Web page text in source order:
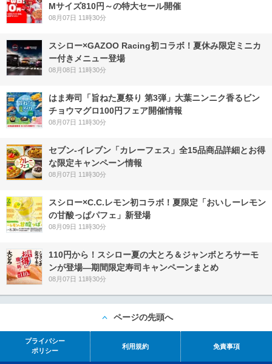
Mサイズ810円～の特大セール開催
08月07日 11時30分
スシロー×GAZOO Racing初コラボ！夏休み限定ミニカ
ー付きメニュー登場
08月08日 11時30分
はま寿司「旨ねた夏祭り 第3弾」大葉ニンニク香るビン
チョウマグロ100円フェア開催情報
08月07日 11時30分
セブン‐イレブン「カレーフェス」全15品商品詳細とお得
な限定キャンペーン情報
08月07日 11時30分
スシロー×C.C.レモン初コラボ！夏限定「おいしーレモン
の甘酸っぱパフェ」新登場
08月09日 11時30分
110円から！スシロー夏の大とろ＆ジャンボとろサーモ
ンが登場―期間限定寿司キャンペーンまとめ
08月07日 11時30分
ページの先頭へ
プライバシー
ポリシー
利用規約 免責事項